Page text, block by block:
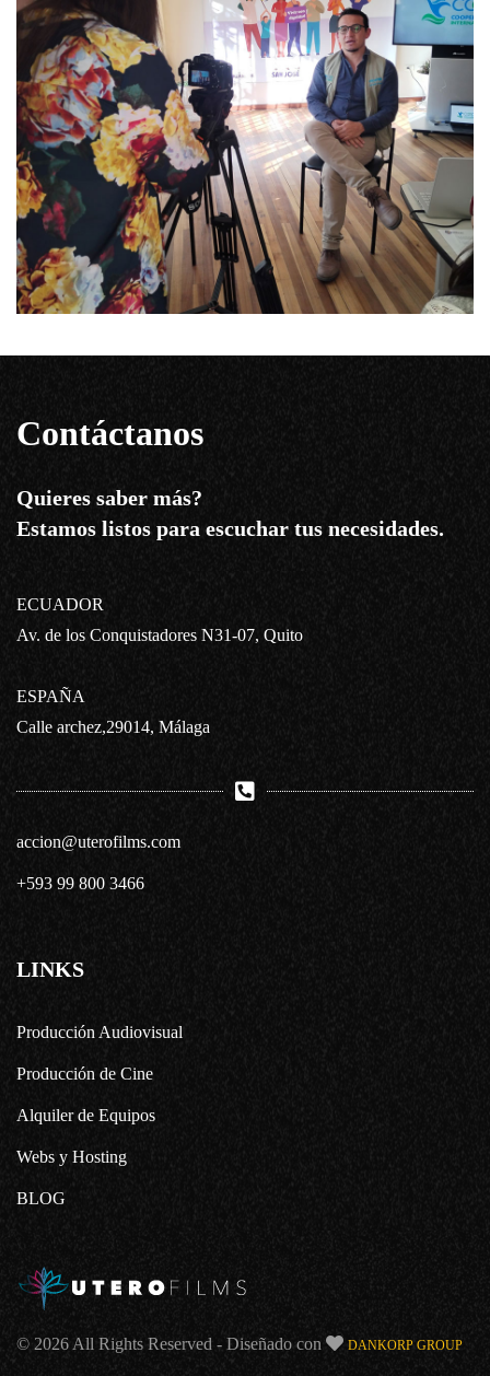
Contáctanos
Quieres saber más?
Estamos listos para escuchar tus necesidades.
ECUADOR
Av. de los Conquistadores N31-07, Quito
ESPAÑA
Calle archez,29014, Málaga
accion@uterofilms.com
+593 99 800 3466
LINKS
Producción Audiovisual
Producción de Cine
Alquiler de Equipos
Webs y Hosting
BLOG
© 2026 All Rights Reserved - Diseñado con DANKORP GROUP